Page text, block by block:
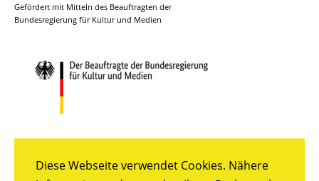
Diese Webseite verwendet Cookies. Nähere
Gefördert mit Mitteln des Beauftragten der
Bundesregierung für Kultur und Medien